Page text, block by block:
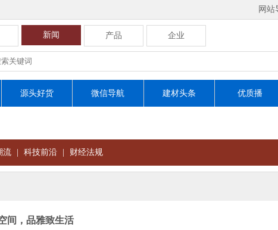
网站
新闻 产品 企业
源头好货 微信导航 建材头条 优质播
流 科技前沿 财经法规
间，品雅致生活